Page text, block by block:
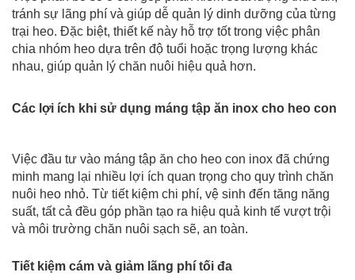
tránh sự lãng phí và giúp dễ quản lý dinh dưỡng của từng
trại heo. Đặc biệt, thiết kế này hỗ trợ tốt trong việc phân
chia nhóm heo dựa trên độ tuổi hoặc trọng lượng khác
nhau, giúp quản lý chăn nuôi hiệu quả hơn.
Các lợi ích khi sử dụng máng tập ăn inox cho heo con
Việc đầu tư vào máng tập ăn cho heo con inox đã chứng
minh mang lại nhiều lợi ích quan trọng cho quy trình chăn
nuôi heo nhỏ. Từ tiết kiệm chi phí, vệ sinh đến tăng năng
suất, tất cả đều góp phần tạo ra hiệu quả kinh tế vượt trội
và môi trường chăn nuôi sạch sẽ, an toàn.
Tiết kiệm cám và giảm lãng phí tối đa